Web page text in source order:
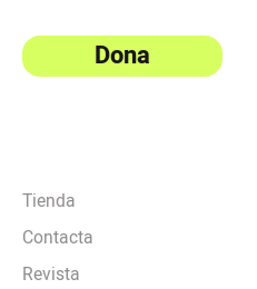
Dona
Tienda
Contacta
Revista